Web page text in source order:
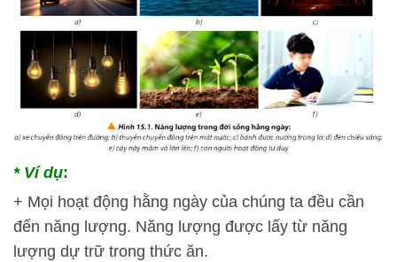
* Ví dụ:
+ Mọi hoạt động hằng ngày của chúng ta đều cần
đến năng lượng. Năng lượng được lấy từ năng
lượng dự trữ trong thức ăn.